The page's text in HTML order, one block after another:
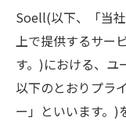
Soell(以下、「当
上で提供するサー
す。)における、ユ
以下のとおりプラ
ー」といいます。)